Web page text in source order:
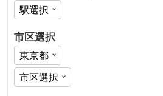
市区選択